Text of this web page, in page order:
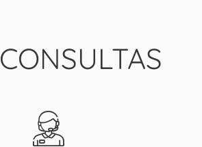
CONSULTAS